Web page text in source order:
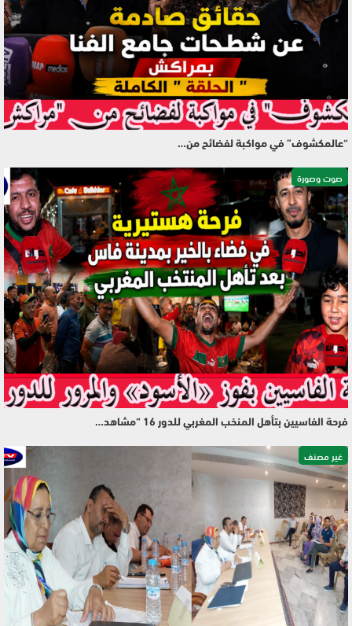
“عالمكشوف” في مواكبة لفضائح من…
صوت وصورة
فرحة الفاسيين بتأهل المنخب المغربي للدور 16 “مشاهد…
غير مصنف